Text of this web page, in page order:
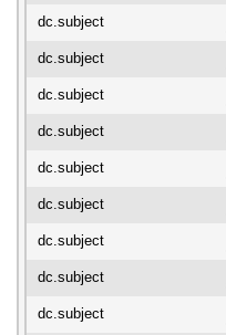
dc.subject
dc.subject
dc.subject
dc.subject
dc.subject
dc.subject
dc.subject
dc.subject
dc.subject